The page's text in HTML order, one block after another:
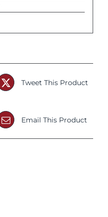
Tweet This Product
Email This Product